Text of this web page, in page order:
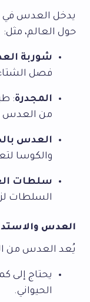
يدخل العدس في
حول العالم، مثل:
شوربة
فصل
المجدرة:
من العدس
العدس
والكوسا
سلطات
السلطات
العدس
يُعد العدس من
يحتاج إلى
الحيواني.